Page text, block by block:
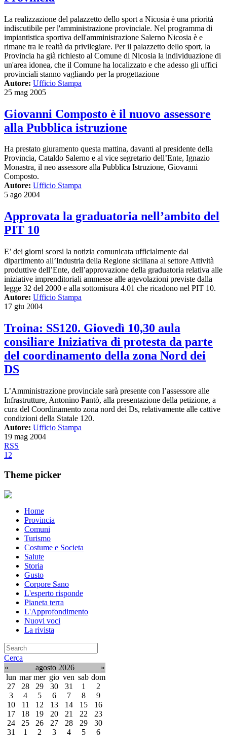
La realizzazione del palazzetto dello sport a Nicosia è una priorità
indiscutibile per l'amministrazione provinciale. Nel programma di
impiantistica sportiva dell'amministrazione Salerno Nicosia è e
rimane tra le realtà da privilegiare. Per il palazzetto dello sport, la
Provincia ha già richiesto al Comune di Nicosia la individuazione di
un'area idonea, che il Comune ha localizzato e che adesso gli uffici
provinciali stanno vagliando per la progettazione
Autore: Ufficio Stampa
25 mag 2005
Giovanni Composto è il nuovo assessore
alla Pubblica istruzione
Ha prestato giuramento questa mattina, davanti al presidente della
Provincia, Cataldo Salerno e al vice segretario dell’Ente, Ignazio
Monastra, il neo assessore alla Pubblica Istruzione, Giovanni
Composto.
Autore: Ufficio Stampa
5 ago 2004
Approvata la graduatoria nell’ambito del
PIT 10
E’ dei giorni scorsi la notizia comunicata ufficialmente dal
dipartimento all’Industria della Regione siciliana al settore Attività
produttive dell’Ente, dell’approvazione della graduatoria relativa alle
iniziative imprenditoriali ammesse alle agevolazioni previste dalla
legge 32 del 2000 e alla sottomisura 4.01 che ricadono nel PIT 10.
Autore: Ufficio Stampa
17 giu 2004
Troina: SS120. Giovedì 10,30 aula
consiliare Iniziativa di protesta da parte
del coordinamento della zona Nord dei
DS
L’Amministrazione provinciale sarà presente con l’assessore alle
Infrastrutture, Antonino Pantò, alla presentazione della petizione, a
cura del Coordinamento zona nord dei Ds, relativamente alle cattive
condizioni della Statale 120.
Autore: Ufficio Stampa
19 mag 2004
RSS
1 2
Theme picker
Home
Provincia
Comuni
Turismo
Costume e Societa
Salute
Storia
Gusto
Corpore Sano
L'esperto risponde
Pianeta terra
L'Approfondimento
Nuovi voci
La rivista
Cerca
«
agosto 2026
»
lun mar mer gio ven sab dom
27
28 29 30 31 1
2
3
4 5 6 7 8
9
10
11 12 13 14 15
16
17
18 19 20 21 22
23
24
25 26 27 28 29
30
31
1 2 3 4 5
6